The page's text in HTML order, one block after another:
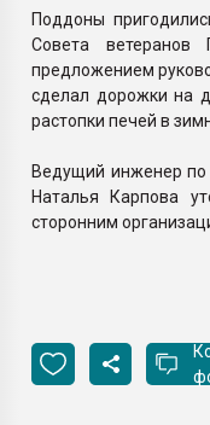
Поддоны
Совета ветеранов
предложением
сделал дорожки на
растопки печей в
Ведущий инженер по
Наталья Карпова
сторонним